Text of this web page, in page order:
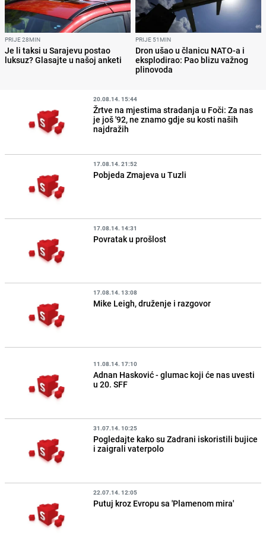
PRIJE 28MIN
Je li taksi u Sarajevu postao
luksuz? Glasajte u našoj anketi
PRIJE 51MIN
Dron ušao u članicu NATO-a i
eksplodirao: Pao blizu važnog
plinovoda
20.08.14. 15:44
Žrtve na mjestima stradanja u Foči: Za nas
je još '92, ne znamo gdje su kosti naših
najdražih
17.08.14. 21:52
Pobjeda Zmajeva u Tuzli
17.08.14. 14:31
Povratak u prošlost
17.08.14. 13:08
Mike Leigh, druženje i razgovor
11.08.14. 17:10
Adnan Hasković - glumac koji će nas uvesti
u 20. SFF
31.07.14. 10:25
Pogledajte kako su Zadrani iskoristili bujice
i zaigrali vaterpolo
22.07.14. 12:05
Putuj kroz Evropu sa 'Plamenom mira'